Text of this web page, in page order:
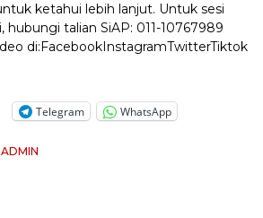
ketahui lebih lanjut. Untuk sesi
hubungi talian SiAP: 011-10767989
di:FacebookInstagramTwitterTiktok
Telegram WhatsApp